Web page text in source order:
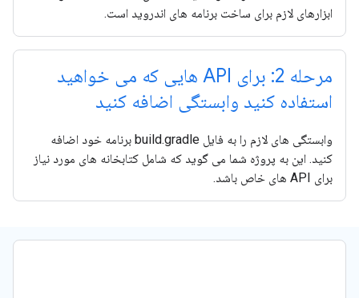
ابزارهای لازم برای ساخت برنامه های اندروید است.
مرحله 2: برای API هایی که می خواهید
استفاده کنید وابستگی اضافه کنید
وابستگی های لازم را به فایل build.gradle برنامه خود اضافه
کنید. این به پروژه شما می گوید که شامل کتابخانه های مورد نیاز
برای API های خاص باشد.